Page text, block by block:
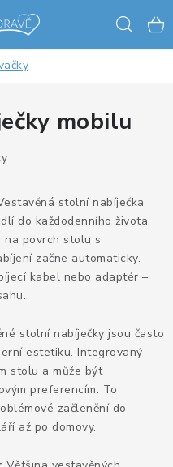
mobilu
stolní nabíječka
do každodenního života.
povrch stolu s
začne automaticky.
kabel nebo adaptér –
stolní nabíječky jsou často
estetiku. Integrovaný
stolu a může být
preferencím. To
začlenění do
až po domovy.